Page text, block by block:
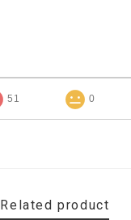
51 0
Related product